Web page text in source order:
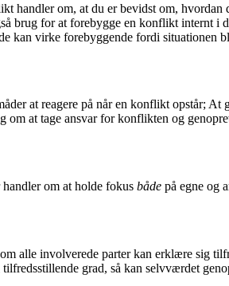
handler om, at du er bevidst om,
brug for at forebygge en konflikt internt i
kan virke forebyggende fordi situationen
at reagere på når en konflikt opstår;
om at tage ansvar for konflikten og
om at holde fokus både på egne og
alle involverede parter kan erklære sig
grad, så kan selvværdet